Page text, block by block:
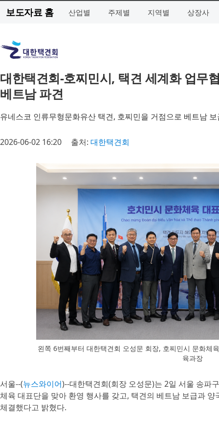
보도자료 홈 산업별 주제별 지역별 상장사
대한택견회-호찌민시, 택견 세계화 업무
베트남 파견
유네스코 인류무형문화유산 택견, 호찌민을 거점으로 베트남
2026-06-02 16:20 출처: 대한택견회
왼쪽 6번째부터 대한택견회 오성문 회장, 호찌민시 문화
육과장
서울--(뉴스와이어)--대한택견회(회장 오성문)는 2일 서울 송파
체육 대표단을 맞아 환영 행사를 갖고, 택견의 베트남 보급과
체결했다고 밝혔다.